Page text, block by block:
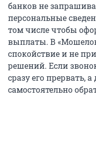
банков не
персональные
том числе чтобы
выплаты. В
спокойствие и не
решений. Если
сразу его прервать,
самостоятельно